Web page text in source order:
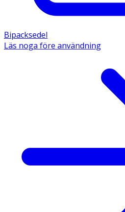
Bipacksedel
Läs noga före användning